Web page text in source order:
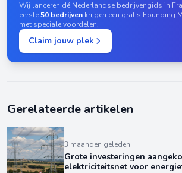
Wij lanceren dé Nederlandse bedrijvengids in
eerste50 bedrijven krijgen een gratis Founding
met speciale voordelen.
Claim jouw plek
Gerelateerde artikelen
3 maanden geleden
Grote investeringen
elektriciteitsnet voor